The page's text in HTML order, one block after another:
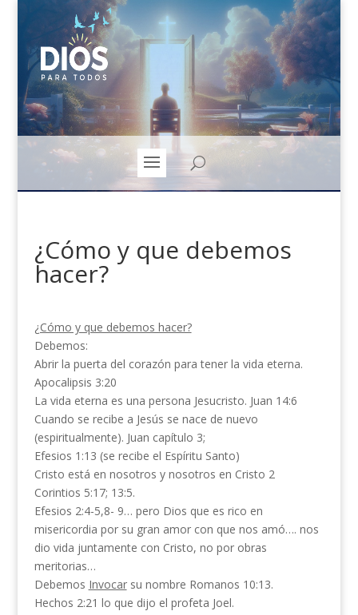
¿Cómo y que debemos
hacer?
¿Cómo y que debemos hacer?
Debemos:
Abrir la puerta del corazón para tener la vida eterna.
Apocalipsis 3:20
La vida eterna es una persona Jesucristo. Juan 14:6
Cuando se recibe a Jesús se nace de nuevo
(espiritualmente). Juan capítulo 3;
Efesios 1:13 (se recibe el Espíritu Santo)
Cristo está en nosotros y nosotros en Cristo 2
Corintios 5:17; 13:5.
Efesios 2:4-5,8- 9… pero Dios que es rico en
misericordia por su gran amor con que nos amó…. nos
dio vida juntamente con Cristo, no por obras
meritorias…
Debemos Invocarsu nombre Romanos 10:13.
Hechos 2:21 lo que dijo el profeta Joel.